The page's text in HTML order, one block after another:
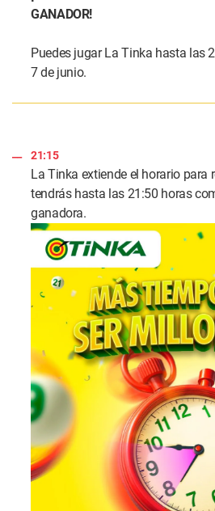
GANADOR!
Puedes jugar La Tinka hasta las
7 de junio.
21:15
La Tinka extiende el horario para
tendrás hasta las 21:50 horas
ganadora.